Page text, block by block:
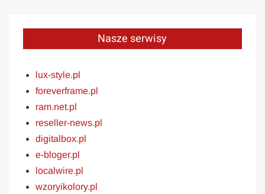
Nasze serwisy
lux-style.pl
foreverframe.pl
ram.net.pl
reseller-news.pl
digitalbox.pl
e-bloger.pl
localwire.pl
wzoryikolory.pl